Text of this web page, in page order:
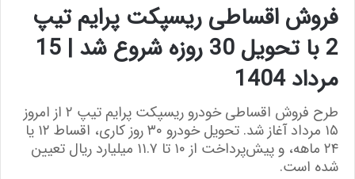
فروش اقساطی ریسپکت پرایم تیپ
2 با تحویل 30 روزه شروع شد | 15
مرداد 1404
طرح فروش اقساطی خودرو ریسپکت پرایم تیپ ۲ از امروز
۱۵ مرداد آغاز شد. تحویل خودرو ۳۰ روز کاری، اقساط ۱۲ یا
۲۴ ماهه، و پیش‌پرداخت از ۱۰ تا ۱۱.۷ میلیارد ریال تعیین
شده است.